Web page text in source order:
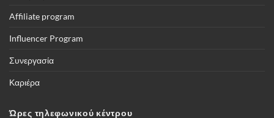
όλες
του
χωρίς
Affiliate program
Influencer Program
Συνεργασία
Καριέρα
Ώρες τηλεφωνικού κέντρου